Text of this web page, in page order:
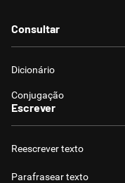
Consultar
Dicionário
Conjugação
Escrever
Reescrever texto
Parafrasear texto